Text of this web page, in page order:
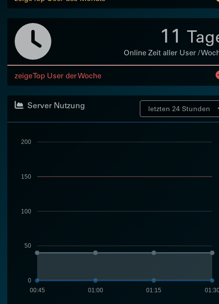
11
Online Zeit aller User /
zeige Top User der Woche
Server Nutzung
0
50
100
150
200
01:15
01:00
00:45